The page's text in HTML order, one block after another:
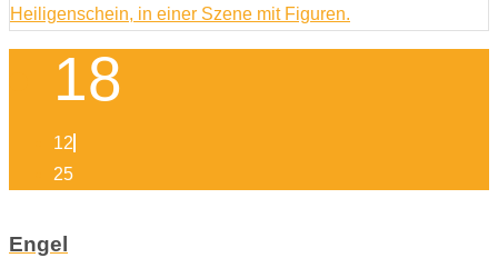
18
12
25
Engel